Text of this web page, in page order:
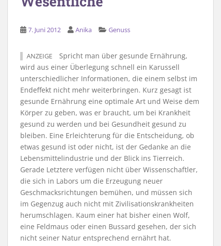
7. Juni 2012 Anika Genuss
ANZEIGE
Spricht man über gesunde Ernährung,
wird aus einer Überlegung schnell ein Karussell
unterschiedlicher Informationen, die einem selbst im
Endeffekt nicht mehr weiterbringen. Kurz gesagt ist
gesunde Ernährung eine optimale Art und Weise dem
Körper zu geben, was er braucht, um bei Krankheit
gesund zu werden und bei Gesundheit gesund zu
bleiben. Eine Erleichterung für die Entscheidung, ob
etwas gesund ist oder nicht, ist der Gedanke an die
Lebensmittelindustrie und der Blick ins Tierreich.
Gerade Letztere verfügen nicht über Wissenschaftler,
die sich in Labors um die Erzeugung neuer
Geschmacksrichtungen bemühen, und müssen sich
im Gegenzug auch nicht mit Zivilisationskrankheiten
herumschlagen. Kaum einer hat bisher einen Wolf,
eine Feldmaus oder einen Bussard gesehen, der sich
nicht seiner Natur entsprechend ernährt hat.